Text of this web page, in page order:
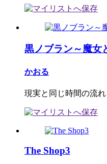
黒ノブラン～魔女
かおる
現実と同じ時間の流
The Shop3